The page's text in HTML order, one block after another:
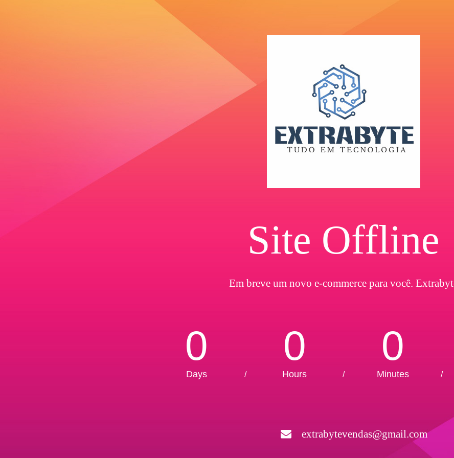
Site Offline
Em breve um novo e-commerce para você.
0
Days /
0
Hours /
0
Minutes /
extrabytevendas@gmail.com